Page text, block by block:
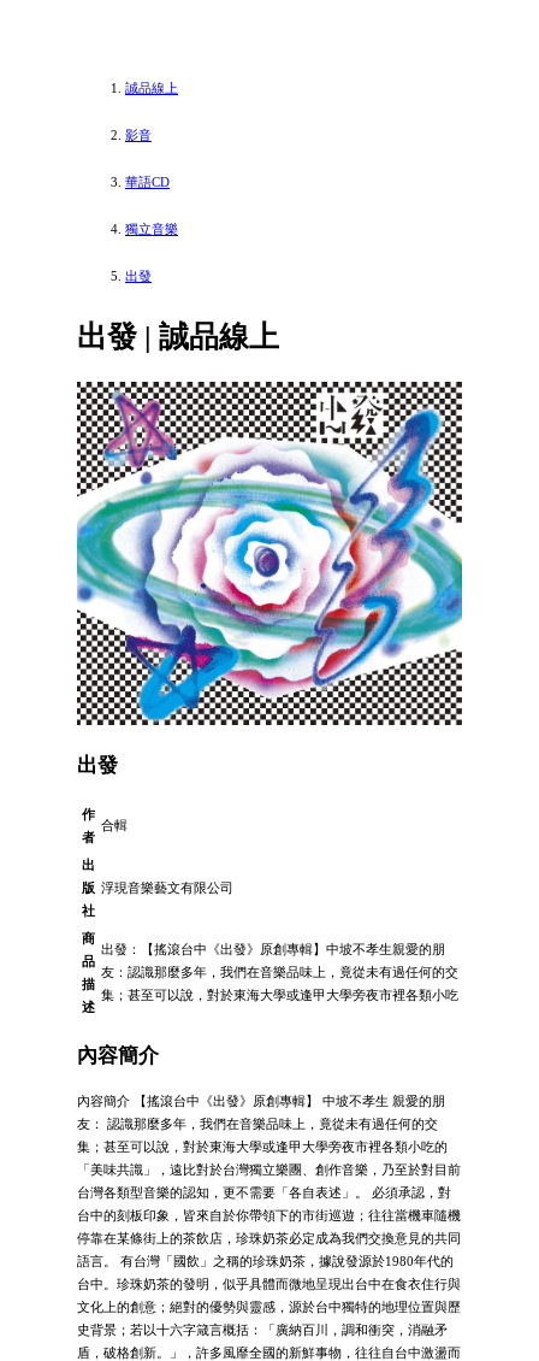
誠品線上
影音
華語CD
獨立音樂
出發
出發 | 誠品線上
出發
作
者
合輯
出
版
社
浮現音樂藝文有限公司
商
品
描
述
出發：【搖滾台中《出發》原創專輯】中坡不孝生親愛的朋
友：認識那麼多年，我們在音樂品味上，竟從未有過任何的交
集；甚至可以說，對於東海大學或逢甲大學旁夜市裡各類小吃
內容簡介
內容簡介 【搖滾台中《出發》原創專輯】 中坡不孝生 親愛的朋
友： 認識那麼多年，我們在音樂品味上，竟從未有過任何的交
集；甚至可以說，對於東海大學或逢甲大學旁夜市裡各類小吃的
「美味共識」，遠比對於台灣獨立樂團、創作音樂，乃至於對目前
台灣各類型音樂的認知，更不需要「各自表述」。 必須承認，對
台中的刻板印象，皆來自於你帶領下的市街巡遊；往往當機車隨機
停靠在某條街上的茶飲店，珍珠奶茶必定成為我們交換意見的共同
語言。 有台灣「國飲」之稱的珍珠奶茶，據說發源於1980年代的
台中。珍珠奶茶的發明，似乎具體而微地呈現出台中在食衣住行與
文化上的創意；絕對的優勢與靈感，源於台中獨特的地理位置與歷
史背景；若以十六字箴言概括：「廣納百川，調和衝突，消融矛
盾，破格創新。」，許多風靡全國的新鮮事物，往往自台中激盪而